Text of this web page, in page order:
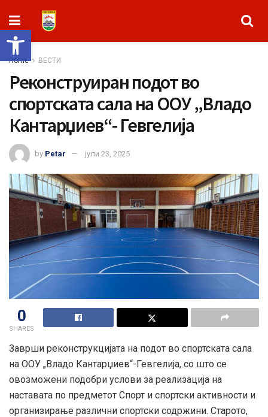
Open toolbar
Home ВЕСТИ
Реконструиран подот во
спортската сала на ООУ „Владо
Кантарџиев“- Гевгелија
by Petar јули 23, 2025
0
SHARES
Заврши реконструкцијата на подот во спортската сала
на ООУ „Владо Кантарџиев“-Гевгелија, со што се
овозможени подобри услови за реализација на
наставата по предметот Спорт и спортски активности и
организирање различни спортски содржини. Старото,